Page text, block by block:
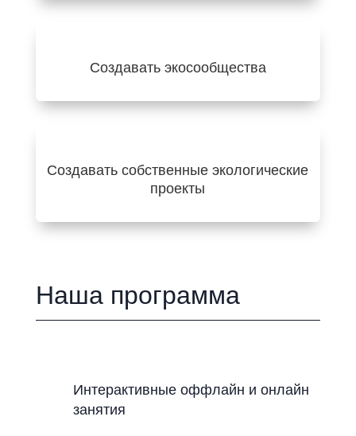
Создавать экосообщества
Создавать собственные экологические
проекты
Наша программа
Интерактивные оффлайн и онлайн
занятия